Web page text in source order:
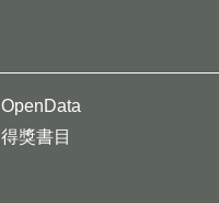
OpenData
得獎書目